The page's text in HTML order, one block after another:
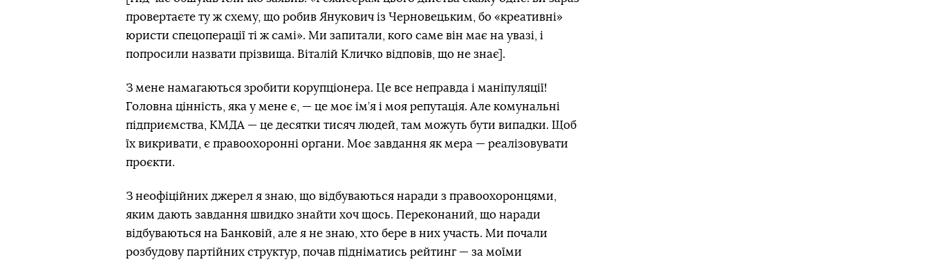
провертаєте ту ж схему, що робив Янукович із Черновецьким, бо «креативні»
юристи спецоперації ті ж самі». Ми запитали, кого саме він має на увазі, і
попросили назвати прізвища. Віталій Кличко відповів, що не знає].
З мене намагаються зробити корупціонера. Це все неправда і маніпуляції!
Головна цінність, яка у мене є, — це моє ім’я і моя репутація. Але комунальні
підприємства, КМДА — це десятки тисяч людей, там можуть бути випадки. Щоб
їх викривати, є правоохоронні органи. Моє завдання як мера — реалізовувати
проєкти.
З неофіційних джерел я знаю, що відбуваються наради з правоохоронцями,
яким дають завдання швидко знайти хоч щось. Переконаний, що наради
відбуваються на Банковій, але я не знаю, хто бере в них участь. Ми почали
розбудову партійних структур, почав підніматись рейтинг — за моїми